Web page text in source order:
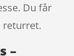
Du får
returret.
–